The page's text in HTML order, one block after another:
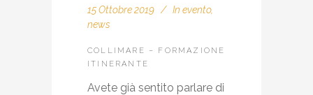
15 Ottobre 2019 In evento,
news
COLLIMARE – FORMAZIONE
ITINERANTE
Avete già sentito parlare di